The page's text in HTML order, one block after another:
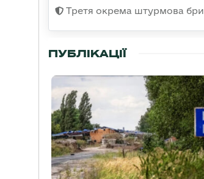
Третя окрема штурмова
ПУБЛІКАЦІЇ